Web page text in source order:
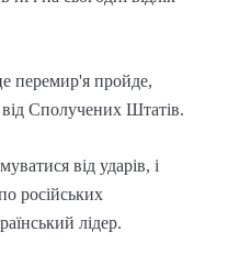
перемир'я пройде,
від Сполучених Штатів.
від ударів, і
російських
лідер.